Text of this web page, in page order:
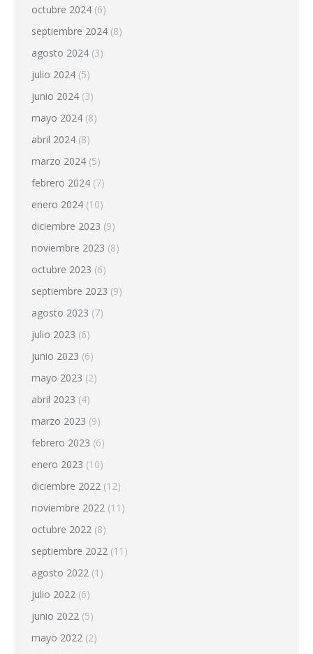
octubre 2024 (6)
septiembre 2024 (8)
agosto 2024 (3)
julio 2024 (5)
junio 2024 (3)
mayo 2024 (8)
abril 2024 (8)
marzo 2024 (5)
febrero 2024 (7)
enero 2024 (10)
diciembre 2023 (9)
noviembre 2023 (8)
octubre 2023 (6)
septiembre 2023 (9)
agosto 2023 (7)
julio 2023 (6)
junio 2023 (6)
mayo 2023 (2)
abril 2023 (4)
marzo 2023 (9)
febrero 2023 (6)
enero 2023 (10)
diciembre 2022 (12)
noviembre 2022 (11)
octubre 2022 (8)
septiembre 2022 (11)
agosto 2022 (1)
julio 2022 (6)
junio 2022 (5)
mayo 2022 (2)